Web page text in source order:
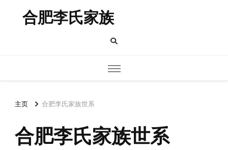
合肥李氏家族
主页 合肥李氏家族世系
合肥李氏家族世系